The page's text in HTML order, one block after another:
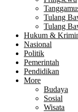
Tulang
Tulang
Hukum &
Nasional
Politik
Pemerintah
Pendidikan
More
Budaya
Sosial
Wisata